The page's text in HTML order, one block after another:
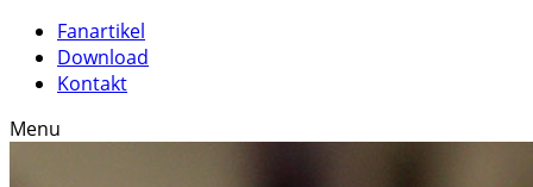
Fanartikel
Download
Kontakt
Menu